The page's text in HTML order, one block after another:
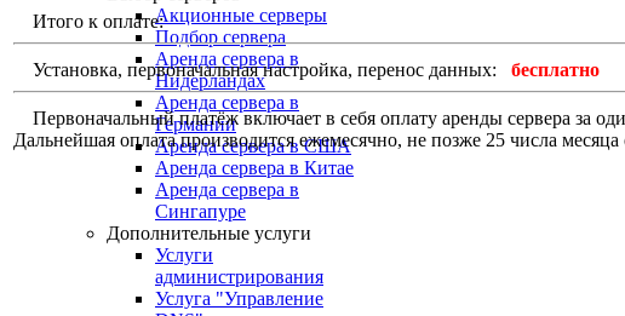
Акционные серверы
Подбор сервера
Аренда сервера в
Нидерландах
Аренда сервера в
Германии
Аренда сервера в США
Аренда сервера в Китае
Аренда сервера в
Сингапуре
Дополнительные услуги
Услуги
администрирования
Услуга "Управление
Итого к оплате:
Установка, первоначальная настройка, перенос данных: бесплатно
Первоначальный платёж включает в себя оплату аренды сервера за
Дальнейшая оплата производится ежемесячно, не позже 25 числа месяца